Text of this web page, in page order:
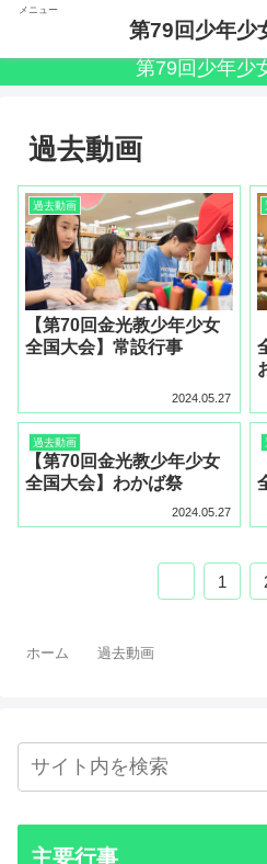
第79回少年少
過去動画
過去動画
【第70回金光教少年少女
全国大会】常設行事
2024.05.27
過去動画
【第70回金光教少年少女
全国大会】わかば祭
2024.05.27
1
ホーム 過去動画
主要行事
メニュー
第79回少年少